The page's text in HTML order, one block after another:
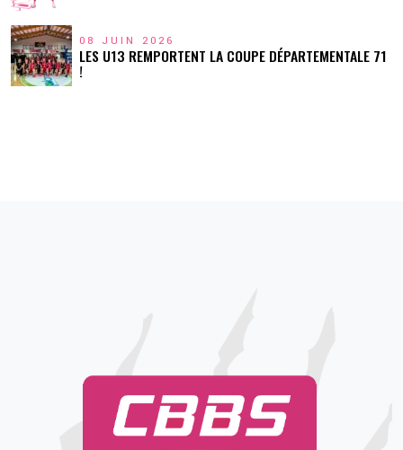
08 JUIN 2026
LES U13 REMPORTENT LA COUPE DÉPARTEMENTALE 71
!